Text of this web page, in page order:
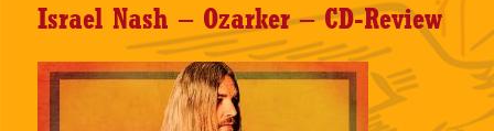
Israel Nash – Ozarker – CD-Review